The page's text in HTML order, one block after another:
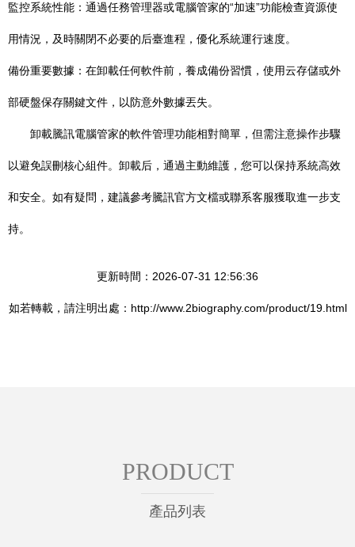
監控系統性能：通過任務管理器或電腦管家的“加速”功能檢查資源使
用情況，及時關閉不必要的后臺進程，優化系統運行速度。
備份重要數據：在卸載任何軟件前，養成備份習慣，使用云存儲或外
部硬盤保存關鍵文件，以防意外數據丟失。
卸載騰訊電腦管家的軟件管理功能相對簡單，但需注意操作步驟
以避免誤刪核心組件。卸載后，通過主動維護，您可以保持系統高效
和安全。如有疑問，建議參考騰訊官方文檔或聯系客服獲取進一步支
持。
更新時間：2026-07-31 12:56:36
如若轉載，請注明出處：http://www.2biography.com/product/19.html
PRODUCT
產品列表